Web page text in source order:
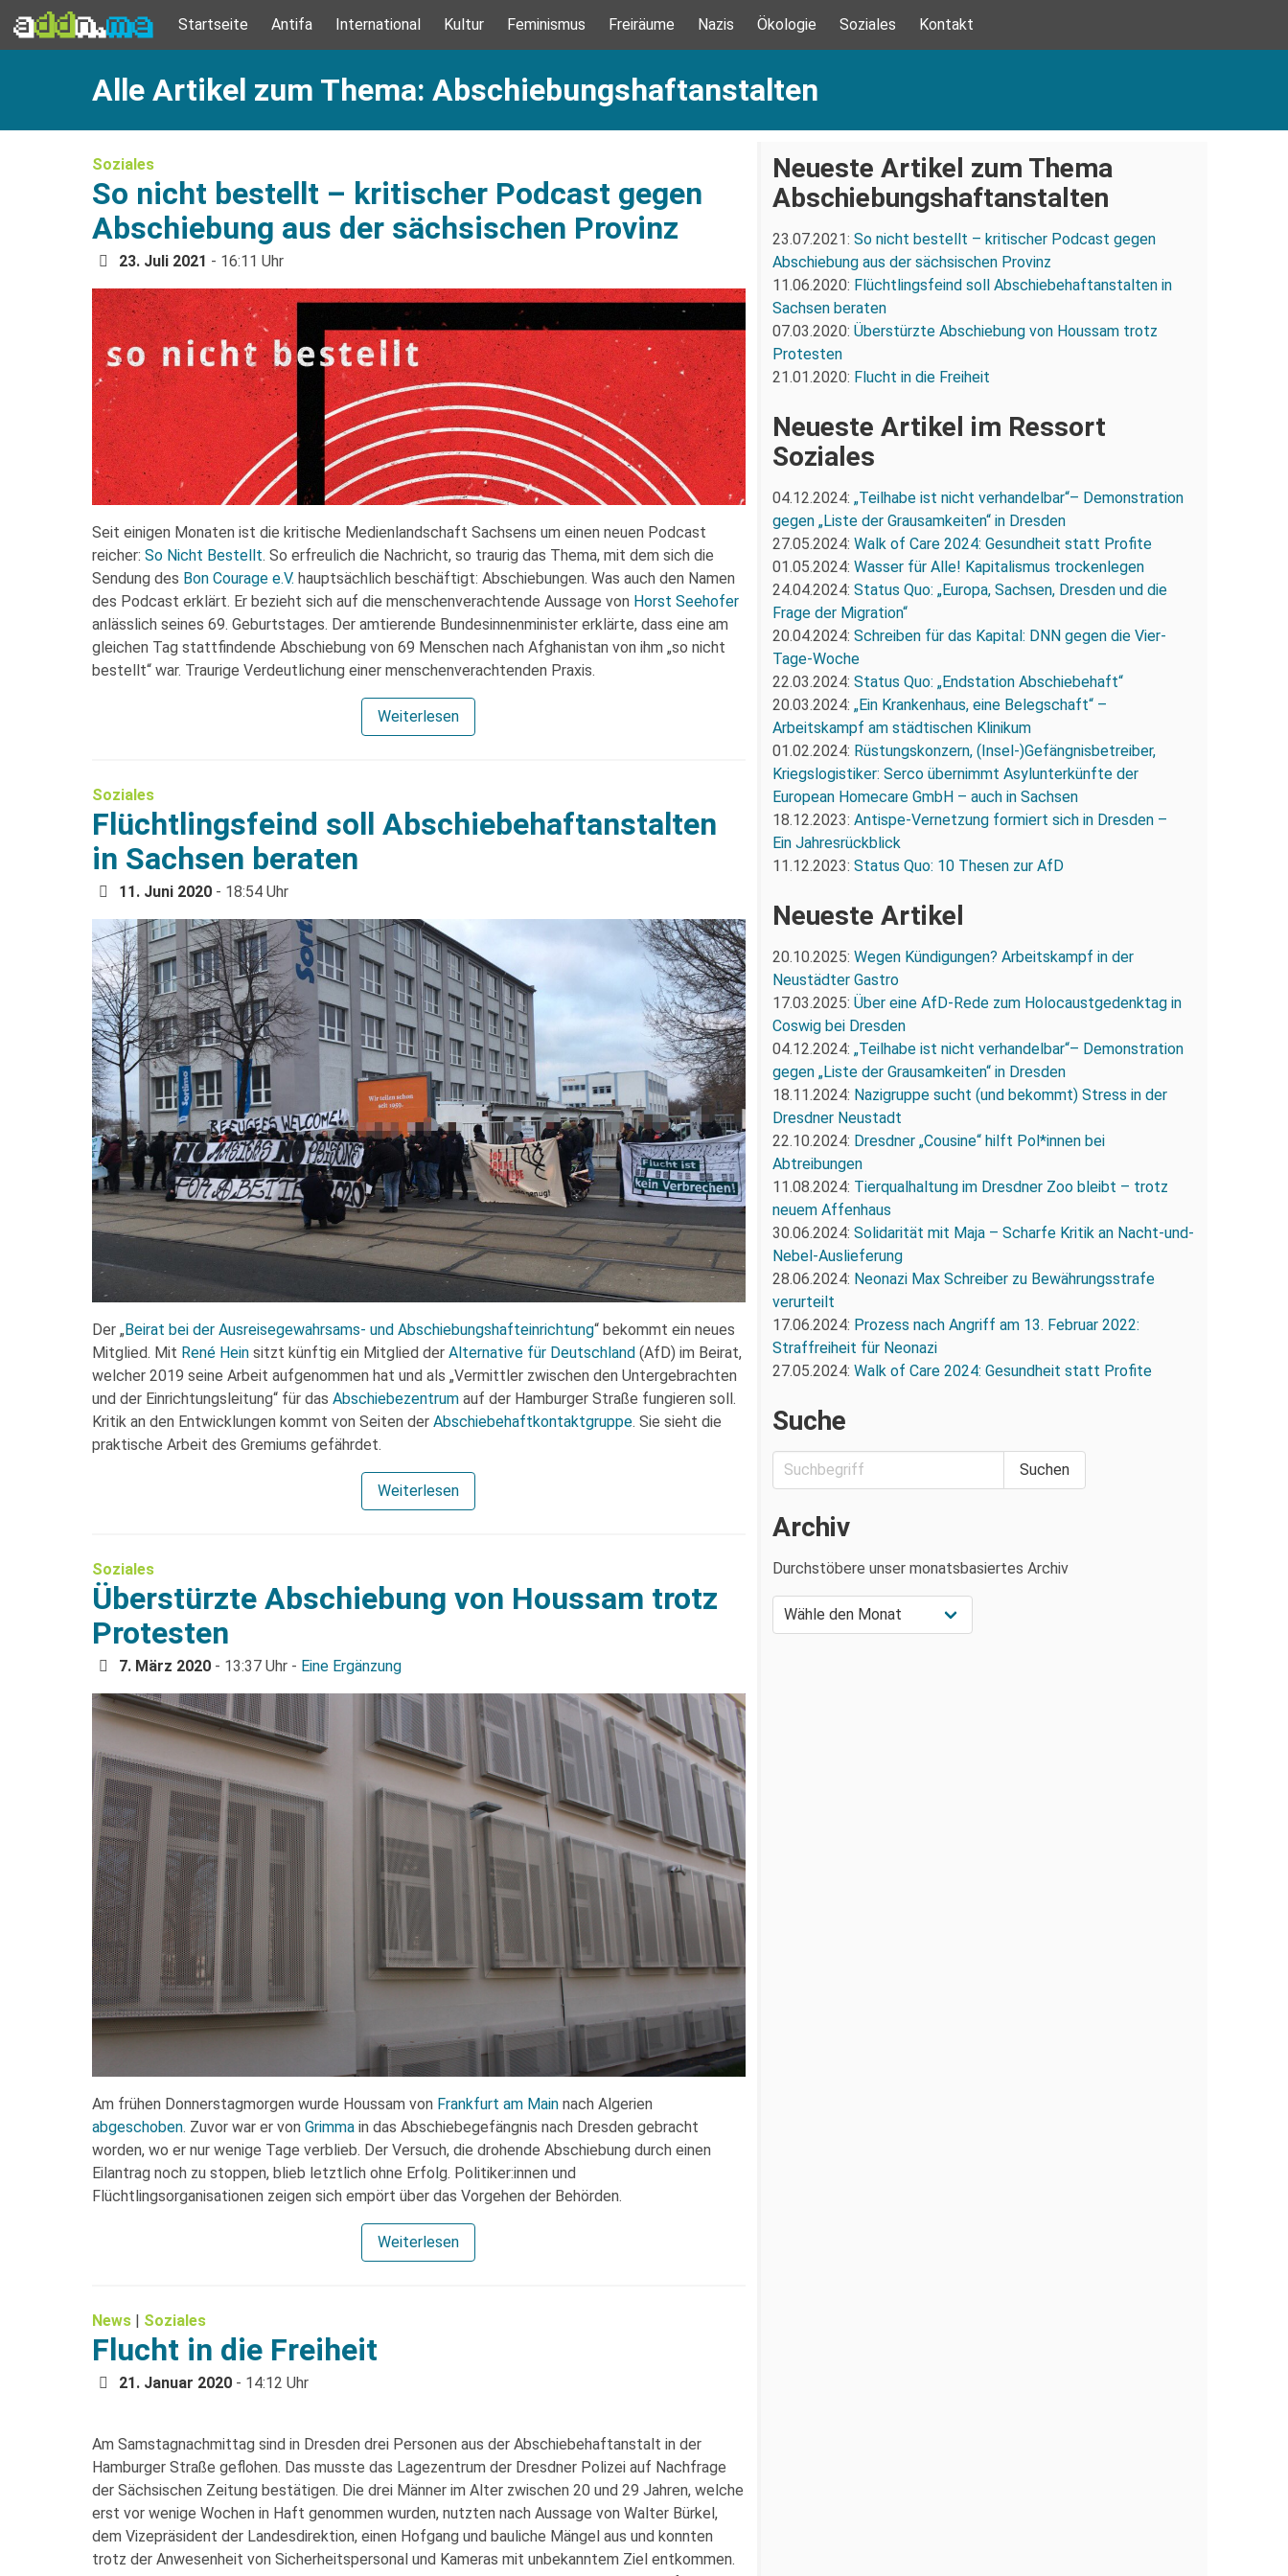
Startseite Antifa International Kultur Feminismus Freiräume Nazis Ökologie Soziales Kontakt
Alle Artikel zum Thema: Abschiebungshaftanstalten
Soziales
So nicht bestellt – kritischer Podcast gegen
Abschiebung aus der sächsischen Provinz
23. Juli 2021 - 16:11 Uhr
Seit einigen Monaten ist die kritische Medienlandschaft Sachsens um einen neuen Podcast
reicher: So Nicht Bestellt. So erfreulich die Nachricht, so traurig das Thema, mit dem sich die
Sendung des Bon Courage e.V. hauptsächlich beschäftigt: Abschiebungen. Was auch den Namen
des Podcast erklärt. Er bezieht sich auf die menschenverachtende Aussage von Horst Seehofer
anlässlich seines 69. Geburtstages. Der amtierende Bundesinnenminister erklärte, dass eine am
gleichen Tag stattfindende Abschiebung von 69 Menschen nach Afghanistan von ihm „so nicht
bestellt“ war. Traurige Verdeutlichung einer menschenverachtenden Praxis.
Weiterlesen
Soziales
Flüchtlingsfeind soll Abschiebehaftanstalten
in Sachsen beraten
11. Juni 2020 - 18:54 Uhr
Der „Beirat bei der Ausreisegewahrsams- und Abschiebungshafteinrichtung“ bekommt ein neues
Mitglied. Mit René Hein sitzt künftig ein Mitglied der Alternative für Deutschland (AfD) im Beirat,
welcher 2019 seine Arbeit aufgenommen hat und als „Vermittler zwischen den Untergebrachten
und der Einrichtungsleitung“ für das Abschiebezentrum auf der Hamburger Straße fungieren soll.
Kritik an den Entwicklungen kommt von Seiten der Abschiebehaftkontaktgruppe. Sie sieht die
praktische Arbeit des Gremiums gefährdet.
Weiterlesen
Soziales
Überstürzte Abschiebung von Houssam trotz
Protesten
7. März 2020 - 13:37 Uhr - Eine Ergänzung
Am frühen Donnerstagmorgen wurde Houssam von Frankfurt am Main nach Algerien
abgeschoben. Zuvor war er von Grimma in das Abschiebegefängnis nach Dresden gebracht
worden, wo er nur wenige Tage verblieb. Der Versuch, die drohende Abschiebung durch einen
Eilantrag noch zu stoppen, blieb letztlich ohne Erfolg. Politiker:innen und
Flüchtlingsorganisationen zeigen sich empört über das Vorgehen der Behörden.
Weiterlesen
News | Soziales
Flucht in die Freiheit
21. Januar 2020 - 14:12 Uhr
Am Samstagnachmittag sind in Dresden drei Personen aus der Abschiebehaftanstalt in der
Hamburger Straße geflohen. Das musste das Lagezentrum der Dresdner Polizei auf Nachfrage
der Sächsischen Zeitung bestätigen. Die drei Männer im Alter zwischen 20 und 29 Jahren, welche
erst vor wenige Wochen in Haft genommen wurden, nutzten nach Aussage von Walter Bürkel,
dem Vizepräsident der Landesdirektion, einen Hofgang und bauliche Mängel aus und konnten
trotz der Anwesenheit von Sicherheitspersonal und Kameras mit unbekanntem Ziel entkommen.
Neueste Artikel zum Thema
Abschiebungshaftanstalten
23.07.2021: So nicht bestellt – kritischer Podcast gegen
Abschiebung aus der sächsischen Provinz
11.06.2020: Flüchtlingsfeind soll Abschiebehaftanstalten in
Sachsen beraten
07.03.2020: Überstürzte Abschiebung von Houssam trotz
Protesten
21.01.2020: Flucht in die Freiheit
Neueste Artikel im Ressort
Soziales
04.12.2024: „Teilhabe ist nicht verhandelbar“– Demonstration
gegen „Liste der Grausamkeiten“ in Dresden
27.05.2024: Walk of Care 2024: Gesundheit statt Profite
01.05.2024: Wasser für Alle! Kapitalismus trockenlegen
24.04.2024: Status Quo: „Europa, Sachsen, Dresden und die
Frage der Migration“
20.04.2024: Schreiben für das Kapital: DNN gegen die Vier-
Tage-Woche
22.03.2024: Status Quo: „Endstation Abschiebehaft“
20.03.2024: „Ein Krankenhaus, eine Belegschaft“ –
Arbeitskampf am städtischen Klinikum
01.02.2024: Rüstungskonzern, (Insel-)Gefängnisbetreiber,
Kriegslogistiker: Serco übernimmt Asylunterkünfte der
European Homecare GmbH – auch in Sachsen
18.12.2023: Antispe-Vernetzung formiert sich in Dresden –
Ein Jahresrückblick
11.12.2023: Status Quo: 10 Thesen zur AfD
Neueste Artikel
20.10.2025: Wegen Kündigungen? Arbeitskampf in der
Neustädter Gastro
17.03.2025: Über eine AfD-Rede zum Holocaustgedenktag in
Coswig bei Dresden
04.12.2024: „Teilhabe ist nicht verhandelbar“– Demonstration
gegen „Liste der Grausamkeiten“ in Dresden
18.11.2024: Nazigruppe sucht (und bekommt) Stress in der
Dresdner Neustadt
22.10.2024: Dresdner „Cousine“ hilft Pol*innen bei
Abtreibungen
11.08.2024: Tierqualhaltung im Dresdner Zoo bleibt – trotz
neuem Affenhaus
30.06.2024: Solidarität mit Maja – Scharfe Kritik an Nacht-und-
Nebel-Auslieferung
28.06.2024: Neonazi Max Schreiber zu Bewährungsstrafe
verurteilt
17.06.2024: Prozess nach Angriff am 13. Februar 2022:
Straffreiheit für Neonazi
27.05.2024: Walk of Care 2024: Gesundheit statt Profite
Suche
Archiv
Durchstöbere unser monatsbasiertes Archiv